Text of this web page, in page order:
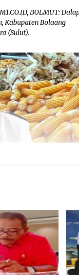
BOLMUT:
Kabupaten Bolaang
(Sulut).